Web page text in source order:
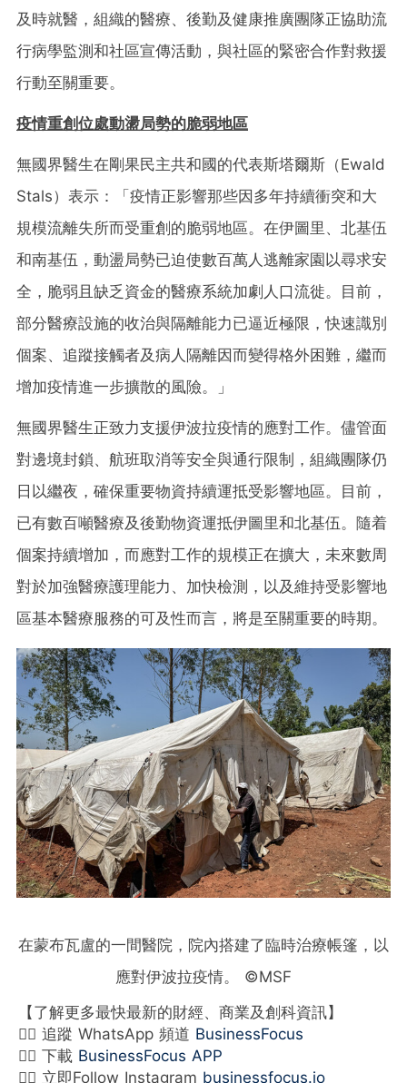
及時就醫，組織的醫療、後勤及健康推廣團隊正協助流
行病學監測和社區宣傳活動，與社區的緊密合作對救援
行動至關重要。
疫情重創位處動盪局勢的脆弱地區
無國界醫生在剛果民主共和國的代表斯塔爾斯（Ewald
Stals）表示：「疫情正影響那些因多年持續衝突和大
規模流離失所而受重創的脆弱地區。在伊圖里、北基伍
和南基伍，動盪局勢已迫使數百萬人逃離家園以尋求安
全，脆弱且缺乏資金的醫療系統加劇人口流徙。目前，
部分醫療設施的收治與隔離能力已逼近極限，快速識別
個案、追蹤接觸者及病人隔離因而變得格外困難，繼而
增加疫情進一步擴散的風險。」
無國界醫生正致力支援伊波拉疫情的應對工作。儘管面
對邊境封鎖、航班取消等安全與通行限制，組織團隊仍
日以繼夜，確保重要物資持續運抵受影響地區。目前，
已有數百噸醫療及後勤物資運抵伊圖里和北基伍。隨着
個案持續增加，而應對工作的規模正在擴大，未來數周
對於加強醫療護理能力、加快檢測，以及維持受影響地
區基本醫療服務的可及性而言，將是至關重要的時期。
在蒙布瓦盧的一間醫院，院內搭建了臨時治療帳篷，以
應對伊波拉疫情。 ©MSF
【了解更多最快最新的財經、商業及創科資訊】
👉🏻 追蹤 WhatsApp 頻道 BusinessFocus
👉🏻 下載 BusinessFocus APP
👉🏻 立即Follow Instagram businessfocus.io